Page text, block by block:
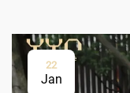
22
Jan